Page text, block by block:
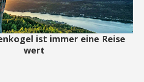
ist immer eine Reise
wert